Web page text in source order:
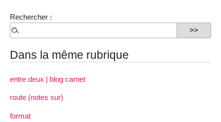
Rechercher :
Dans la même rubrique
entre deux | blog carnet
route (notes sur)
format